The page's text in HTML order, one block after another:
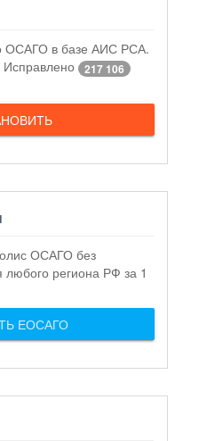
ОСАГО в базе АИС РСА.
Исправлено
217 106
ОСАГО без
любого региона РФ за 1
ЕОСАГО